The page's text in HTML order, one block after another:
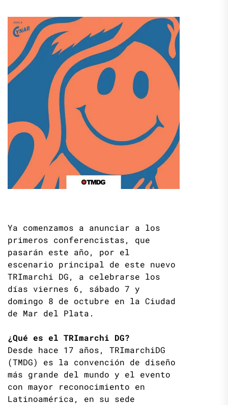
Ya comenzamos a anunciar a los
primeros conferencistas, que
pasarán este año, por el
escenario principal de este nuevo
TRImarchi DG, a celebrarse los
días viernes 6, sábado 7 y
domingo 8 de octubre en la Ciudad
de Mar del Plata.
¿Qué es el TRImarchi DG?
Desde hace 17 años, TRImarchiDG
(TMDG) es la convención de diseño
más grande del mundo y el evento
con mayor reconocimiento en
Latinoamérica, en su sede